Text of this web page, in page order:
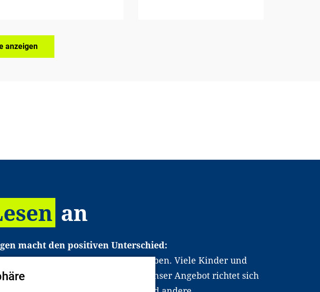
anzeigen
an
macht den positiven Unterschied:
und einem erfolgreichen Berufsleben. Viele Kinder und
große Schwierigkeiten dabei. Unser Angebot richtet sich